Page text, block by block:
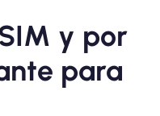
y por
para